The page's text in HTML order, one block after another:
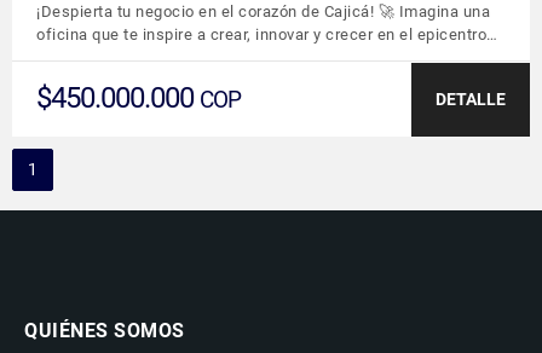
¡Despierta tu negocio en el corazón de Cajicá! 🚀 Imagina una
oficina que te inspire a crear, innovar y crecer en el epicentro…
$450.000.000 COP DETALLE
1
QUIÉNES SOMOS